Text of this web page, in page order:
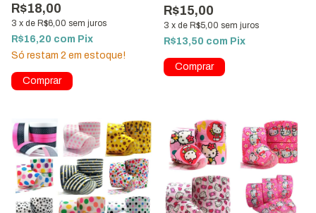
R$18,00
3 x de R$6,00 sem juros
R$16,20 com Pix
Só restam 2 em estoque!
R$15,00
3 x de R$5,00 sem juros
R$13,50 com Pix
1/10 1/5